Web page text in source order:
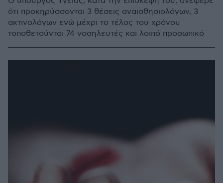
ότι προκηρύσσονται 3 θέσεις αναισθησιολόγων, 3
ακτινολόγων ενώ μέχρι το τέλος του χρόνου
τοποθετούνται 74 νοσηλευτές και λοιπό προσωπικό